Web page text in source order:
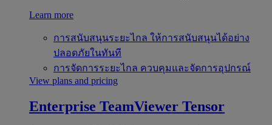
Learn more
การสนับสนุนระยะไกล ให้การสนับสนุนได้อย่าง
ปลอดภัยในทันที
การจัดการระยะไกล ควบคุมและจัดการอุปกรณ์
View plans and pricing
Enterprise TeamViewer Tensor